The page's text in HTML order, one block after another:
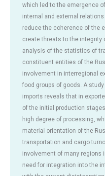
which led to the emergence
internal and external
reduce the coherence of the
create threats to the integrity
analysis of the statistics of
constituent entities of the
involvement in interregional
food groups of goods. A
imports reveals that in
of the initial production
high degree of processing,
material orientation of the
transportation and cargo
involvement of many regions
need for integration into the